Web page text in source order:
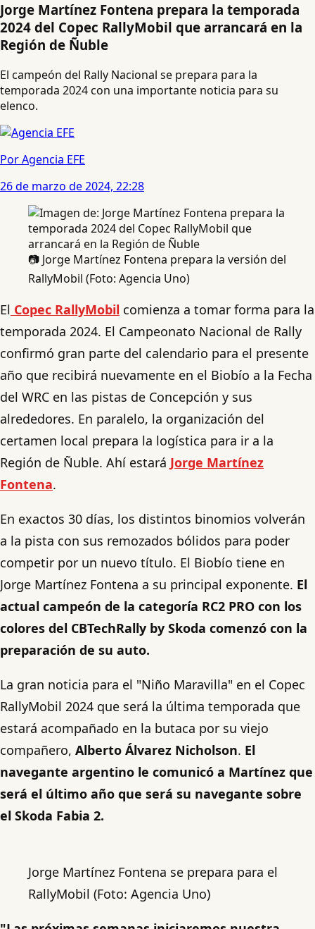
Jorge Martínez Fontena prepara la temporada
2024 del Copec RallyMobil que arrancará en la
Región de Ñuble
El campeón del Rally Nacional se prepara para la
temporada 2024 con una importante noticia para su
elenco.
Por Agencia EFE
26 de marzo de 2024, 22:28
📷 Jorge Martínez Fontena prepara la versión del
RallyMobil (Foto: Agencia Uno)
El Copec RallyMobil comienza a tomar forma para la
temporada 2024. El Campeonato Nacional de Rally
confirmó gran parte del calendario para el presente
año que recibirá nuevamente en el Biobío a la Fecha
del WRC en las pistas de Concepción y sus
alrededores. En paralelo, la organización del
certamen local prepara la logística para ir a la
Región de Ñuble. Ahí estará Jorge Martínez
Fontena.
En exactos 30 días, los distintos binomios volverán
a la pista con sus remozados bólidos para poder
competir por un nuevo título. El Biobío tiene en
Jorge Martínez Fontena a su principal exponente. El
actual campeón de la categoría RC2 PRO con los
colores del CBTechRally by Skoda comenzó con la
preparación de su auto.
La gran noticia para el "Niño Maravilla" en el Copec
RallyMobil 2024 que será la última temporada que
estará acompañado en la butaca por su viejo
compañero, Alberto Álvarez Nicholson. El
navegante argentino le comunicó a Martínez que
será el último año que será su navegante sobre
el Skoda Fabia 2.
Jorge Martínez Fontena se prepara para el
RallyMobil (Foto: Agencia Uno)